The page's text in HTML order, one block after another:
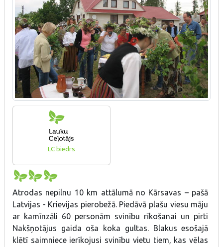
LC biedrs
Atrodas nepilnu 10 km attālumā no Kārsavas – pašā
Latvijas - Krievijas pierobežā. Piedāvā plašu viesu māju
ar kamīnzāli 60 personām svinību rīkošanai un pirti
Nakšņotājus gaida oša koka gultas. Blakus esošajā
klētī saimniece ierīkojusi svinību vietu tiem, kas vēlas